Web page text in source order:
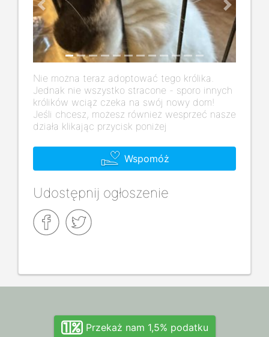
Previous Next
Nie można teraz adoptować tego królika.
Jednak nie wszystko stracone - sporo innych
królików wciąż czeka na swój nowy dom!
Jeśli chcesz, możesz również wesprzeć nasze
działa klikając przycisk poniżej
Wspomóż
Udostępnij ogłoszenie
Przekaż nam 1,5% podatku